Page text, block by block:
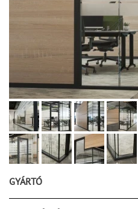
GYÁRTÓ